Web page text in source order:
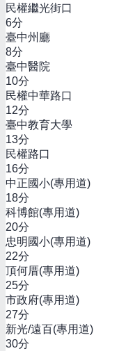
民權繼光街口
6分
臺中州廳
8分
臺中醫院
10分
民權中華路口
12分
臺中教育大學
13分
民權路口
16分
中正國小(專用道)
18分
科博館(專用道)
20分
忠明國小(專用道)
22分
頂何厝(專用道)
25分
市政府(專用道)
27分
新光/遠百(專用道)
30分